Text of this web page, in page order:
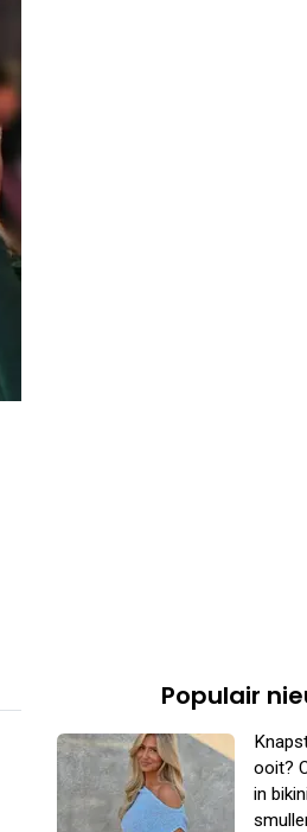
Populair
ooit?
in